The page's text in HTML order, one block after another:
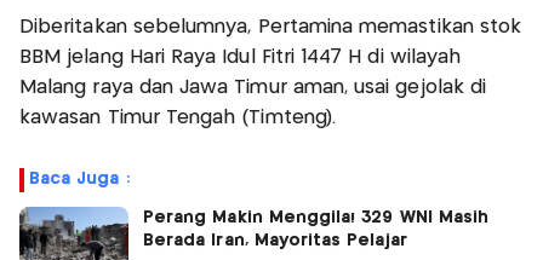
Diberitakan sebelumnya, Pertamina memastikan stok
BBM jelang Hari Raya Idul Fitri 1447 H di wilayah
Malang raya dan Jawa Timur aman, usai gejolak di
kawasan Timur Tengah (Timteng).
Baca Juga :
Perang Makin Menggila! 329 WNI Masih
Berada Iran, Mayoritas Pelajar